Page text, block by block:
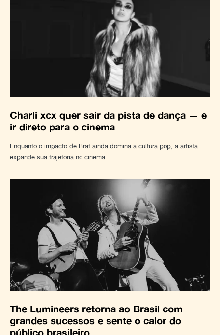
Charli xcx quer sair da pista de dança — e
ir direto para o cinema
Enquanto o impacto de Brat ainda domina a cultura pop, a artista
expande sua trajetória no cinema
The Lumineers retorna ao Brasil com
grandes sucessos e sente o calor do
público brasileiro